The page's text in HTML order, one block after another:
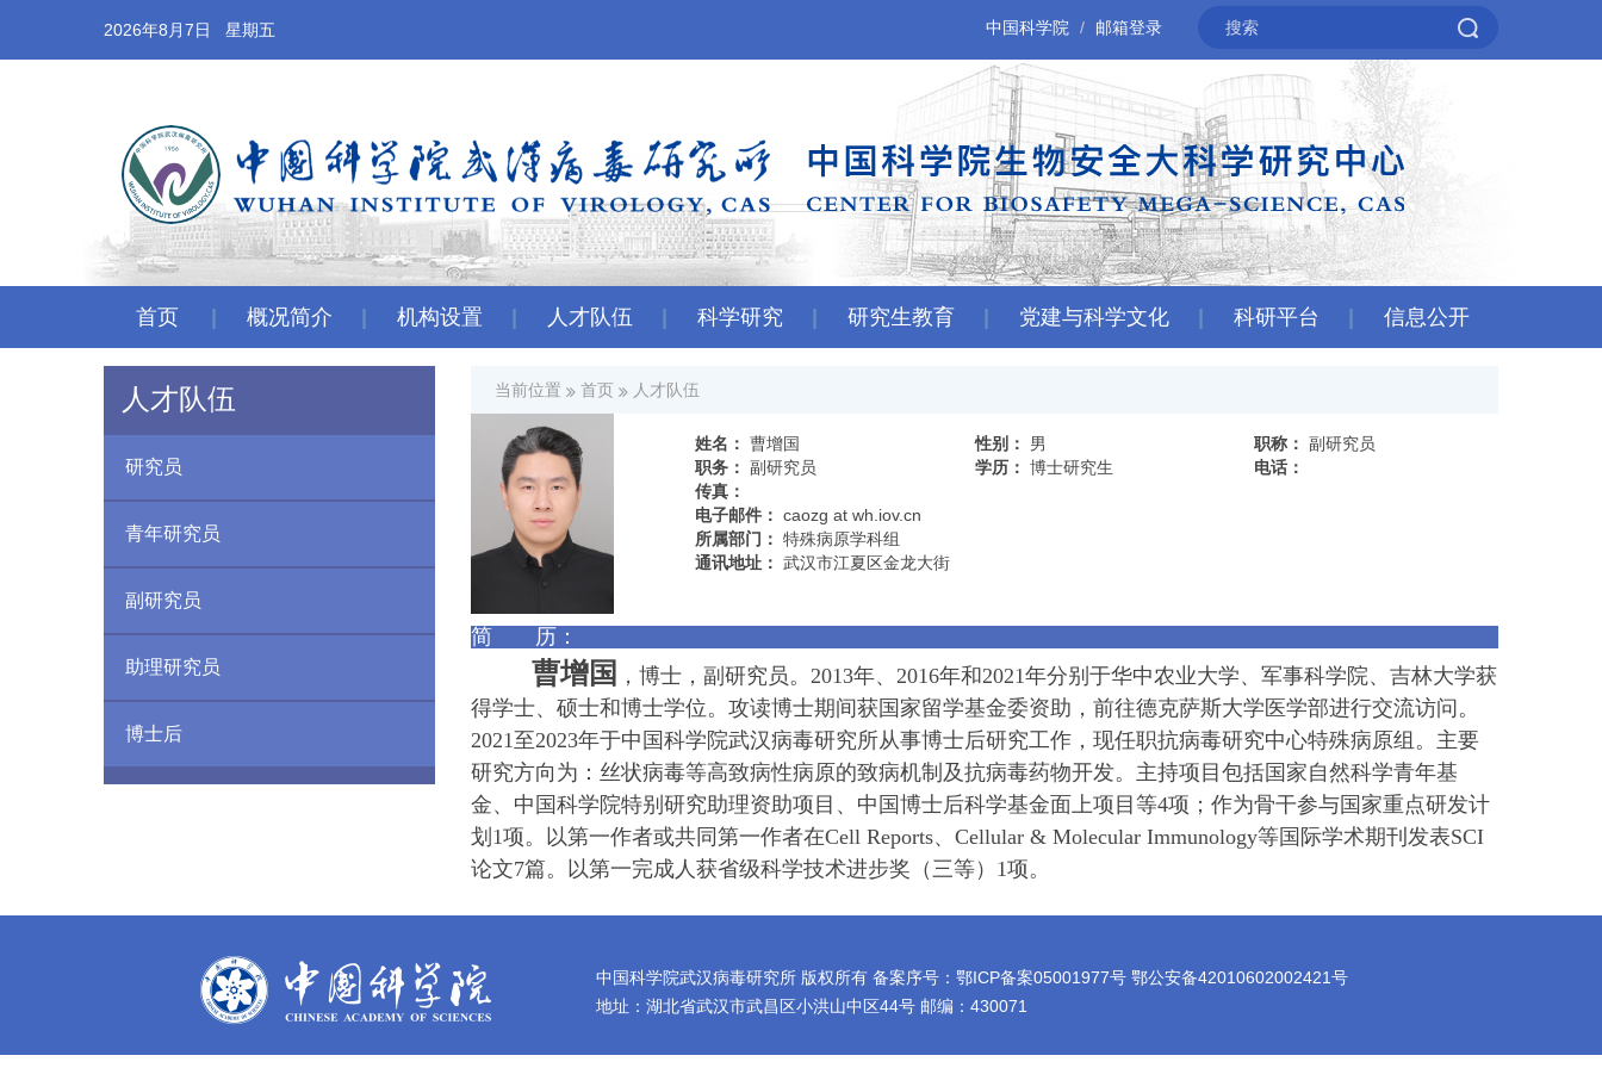
2026年8月7日 星期五 中国科学院 邮箱登录
首页 概况简介 机构设置 人才队伍 科学研究 研究生教育 党建与科学文化 科研平台 信息公开
人才队伍
研究员
青年研究员
副研究员
助理研究员
博士后
当前位置 首页 人才队伍
姓名： 曹增国 性别： 男 职称： 副研究员
职务： 副研究员 学历： 博士研究生
电话：
传真：
电子邮件： caozg at wh.iov.cn
所属部门： 特殊病原学科组
通讯地址： 武汉市江夏区金龙大街
简 历：
曹增国 ，博士，副研究员。 2013年、 2016年和2021年分别于华中农业大学、军事科学院、吉林大学获
得学士、硕士和博士学位。攻读博士期间获国家留学基金委资助，前往德克萨斯大学医学部进行交流访问。
2021至2023年于中国科学院武汉病毒研究所从事博士后研究工作，现任职抗病毒研究中心特殊病原组。主要
研究方向为：丝状病毒等高致病性病原的致病机制及抗病毒药物开发。主持项目包括国家自然科学青年基
金、中国科学院特别研究助理资助项目、中国博士后科学基金面上项目等4项；作为骨干参与国家重点研发计
划 1项。以第一作者或共同第一作者在Cell Reports、 Cellular & Molecular Immunology等国际学术期刊发表SCI
论文7篇。以第一完成人获省级科学技术进步奖（三等） 1项。
中国科学院武汉病毒研究所 版权所有 备案序号：鄂ICP备案05001977号 鄂公安备42010602002421号
地址：湖北省武汉市武昌区小洪山中区44号 邮编：430071